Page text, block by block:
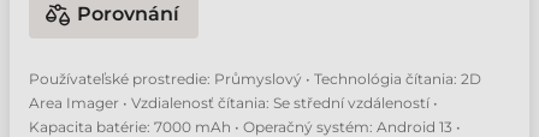
Porovnání
Používateľské prostredie: Průmyslový • Technológia čítania: 2D
Area Imager • Vzdialenosť čítania: Se střední vzdáleností •
Kapacita batérie: 7000 mAh • Operačný systém: Android 13 •